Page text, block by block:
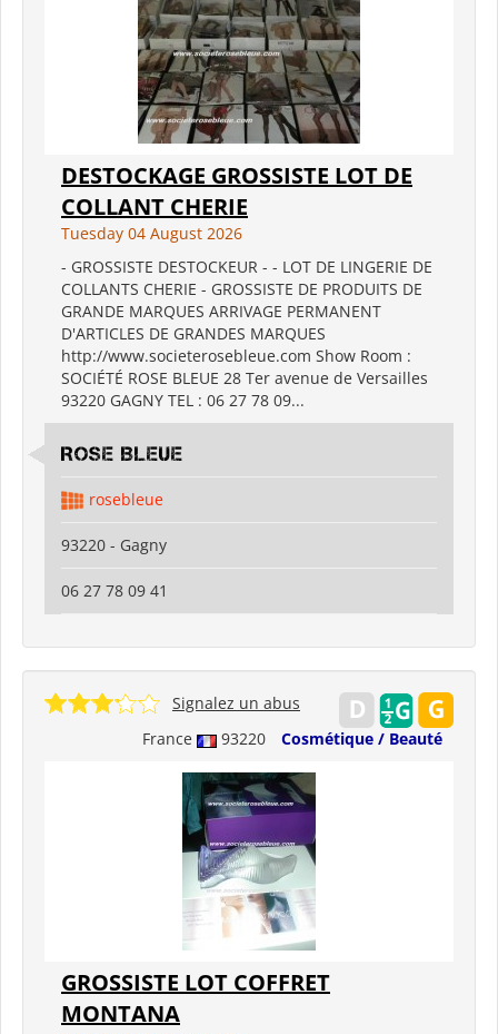
DESTOCKAGE GROSSISTE LOT DE
COLLANT CHERIE
Tuesday 04 August 2026
- GROSSISTE DESTOCKEUR - - LOT DE LINGERIE DE
COLLANTS CHERIE - GROSSISTE DE PRODUITS DE
GRANDE MARQUES ARRIVAGE PERMANENT
D'ARTICLES DE GRANDES MARQUES
http://www.societerosebleue.com Show Room :
SOCIÉTÉ ROSE BLEUE 28 Ter avenue de Versailles
93220 GAGNY TEL : 06 27 78 09...
ROSE BLEUE
rosebleue
93220 - Gagny
06 27 78 09 41
France 93220 Cosmétique / Beauté
Signalez un abus
GROSSISTE LOT COFFRET
MONTANA